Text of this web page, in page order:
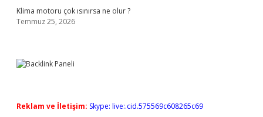
Klima motoru çok ısınırsa ne olur ?
Temmuz 25, 2026
Reklam ve İletişim: Skype: live:.cid.575569c608265c69